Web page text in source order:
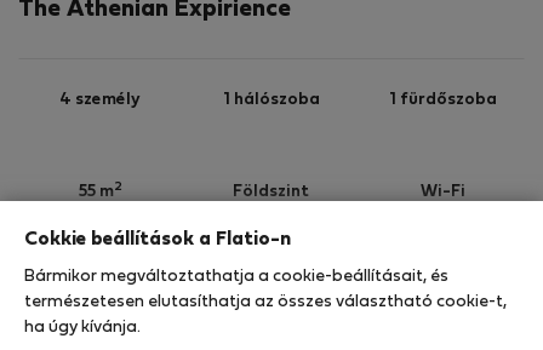
The Athenian Expirience
4 személy 1 hálószoba 1 fürdőszoba
55 m2 Földszint Wi-Fi
Az Ön tartózkodását ebben az ingatlanban a
StayProtection
Cokkie beállítások a Flatio-n
Bármikor megváltoztathatja a cookie-beállításait, és
természetesen elutasíthatja az összes választható cookie-t,
ha úgy kívánja.